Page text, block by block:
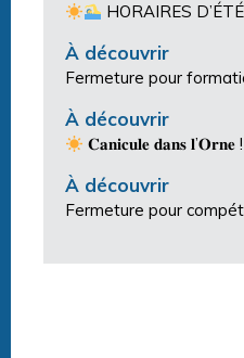
HORAIRES D’ÉTÉ
À découvrir
Fermeture pour
À découvrir
𝐂𝐚𝐧𝐢𝐜𝐮𝐥𝐞 𝐝𝐚𝐧𝐬 𝐥’𝐎𝐫𝐧𝐞 !
À découvrir
Fermeture pour